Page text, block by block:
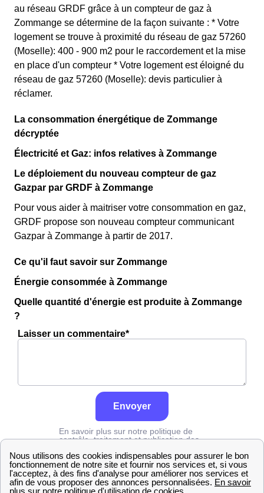
au réseau GRDF grâce à un compteur de gaz à
Zommange se détermine de la façon suivante : * Votre
logement se trouve à proximité du réseau de gaz 57260
(Moselle): 400 - 900 m2 pour le raccordement et la mise
en place d'un compteur * Votre logement est éloigné du
réseau de gaz 57260 (Moselle): devis particulier à
réclamer.
La consommation énergétique de Zommange
décryptée
Électricité et Gaz: infos relatives à Zommange
Le déploiement du nouveau compteur de gaz
Gazpar par GRDF à Zommange
Pour vous aider à maitriser votre consommation en gaz,
GRDF propose son nouveau compteur communicant
Gazpar à Zommange à partir de 2017.
Ce qu'il faut savoir sur Zommange
Énergie consommée à Zommange
Quelle quantité d'énergie est produite à Zommange
?
Laisser un commentaire*
Envoyer
En savoir plus sur notre politique de
contrôle, traitement et publication des
Grdf Moselle Zommange